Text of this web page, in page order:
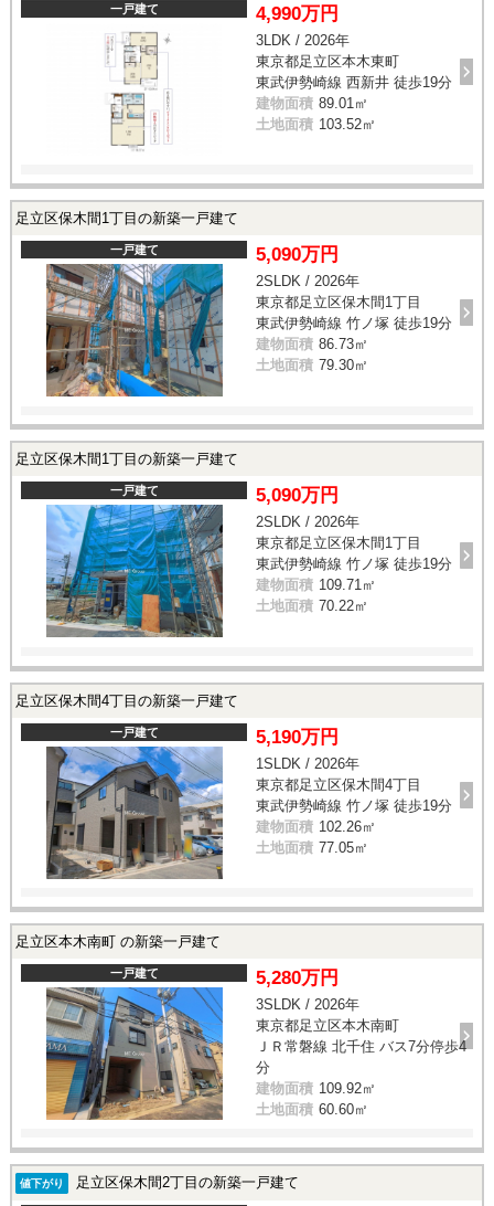
一戸建て 4,990万円
3LDK / 2026年
東京都足立区本木東町
東武伊勢崎線 西新井 徒歩19分
建物面積 89.01㎡
土地面積 103.52㎡
足立区保木間1丁目の新築一戸建て
一戸建て 5,090万円
2SLDK / 2026年
東京都足立区保木間1丁目
東武伊勢崎線 竹ノ塚 徒歩19分
建物面積 86.73㎡
土地面積 79.30㎡
足立区保木間1丁目の新築一戸建て
一戸建て 5,090万円
2SLDK / 2026年
東京都足立区保木間1丁目
東武伊勢崎線 竹ノ塚 徒歩19分
建物面積 109.71㎡
土地面積 70.22㎡
足立区保木間4丁目の新築一戸建て
一戸建て 5,190万円
1SLDK / 2026年
東京都足立区保木間4丁目
東武伊勢崎線 竹ノ塚 徒歩19分
建物面積 102.26㎡
土地面積 77.05㎡
足立区本木南町 の新築一戸建て
一戸建て 5,280万円
3SLDK / 2026年
東京都足立区本木南町
ＪＲ常磐線 北千住 バス7分停歩4
分
建物面積 109.92㎡
土地面積 60.60㎡
値下がり 足立区保木間2丁目の新築一戸建て